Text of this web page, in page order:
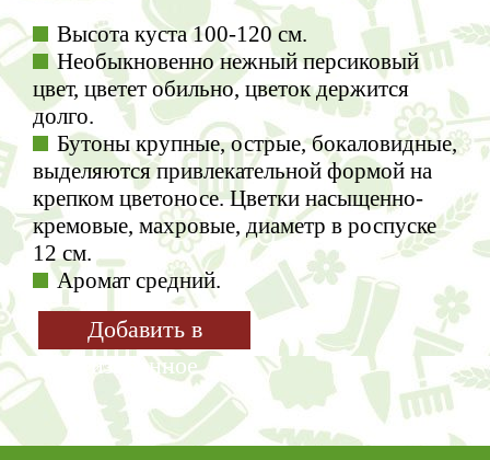
Высота куста 100-120 см.
Необыкновенно нежный персиковый
цвет, цветет обильно, цветок держится
долго.
Бутоны крупные, острые, бокаловидные,
выделяются привлекательной формой на
крепком цветоносе. Цветки насыщенно-
кремовые, махровые, диаметр в роспуске
12 см.
Аромат средний.
Добавить в
избранное